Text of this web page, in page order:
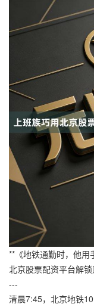
**《地铁通勤时，他
北京股票配资平台解
---
清晨7:45，北京地铁